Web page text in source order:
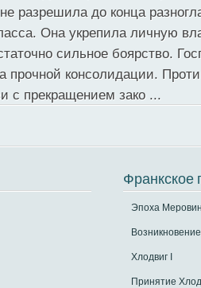
разрешила до конца
Она укрепила личную
сильное боярство.
прочной консолидации.
с прекращением зако ...
Франкское
Эпоха
Хлодвиг I
Принятие